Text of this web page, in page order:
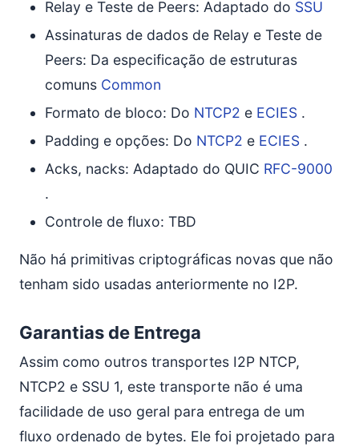
Relay e Teste de Peers: Adaptado do SSU
Assinaturas de dados de Relay e Teste de
Peers: Da especificação de estruturas
comuns Common
Formato de bloco: Do NTCP2 e ECIES .
Padding e opções: Do NTCP2 e ECIES .
Acks, nacks: Adaptado do QUIC RFC-9000
.
Controle de fluxo: TBD
Não há primitivas criptográficas novas que não
tenham sido usadas anteriormente no I2P.
Garantias de Entrega
Assim como outros transportes I2P NTCP,
NTCP2 e SSU 1, este transporte não é uma
facilidade de uso geral para entrega de um
fluxo ordenado de bytes. Ele foi projetado para